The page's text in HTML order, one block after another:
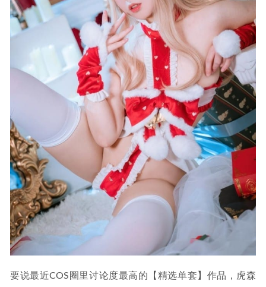
要说最近COS圈里讨论度最高的【精选单套】作品，虎森